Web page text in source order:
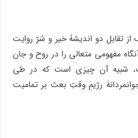
از تقابل دو اندیشۀ خیر و شرّ روایت
مفهومی متعالی را در روح و جان
شبیه آن چیزی است که در طی
رژیمِ وقتِ بعث بر تمامیت